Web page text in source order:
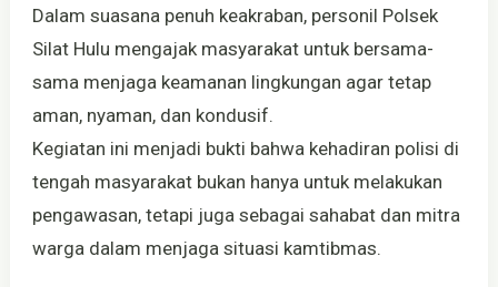
Dalam suasana penuh keakraban, personil Polsek
Silat Hulu mengajak masyarakat untuk bersama-
sama menjaga keamanan lingkungan agar tetap
aman, nyaman, dan kondusif.
Kegiatan ini menjadi bukti bahwa kehadiran polisi di
tengah masyarakat bukan hanya untuk melakukan
pengawasan, tetapi juga sebagai sahabat dan mitra
warga dalam menjaga situasi kamtibmas.